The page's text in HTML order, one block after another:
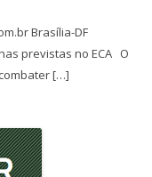
Brasília-DF
previstas no ECA O
[…]